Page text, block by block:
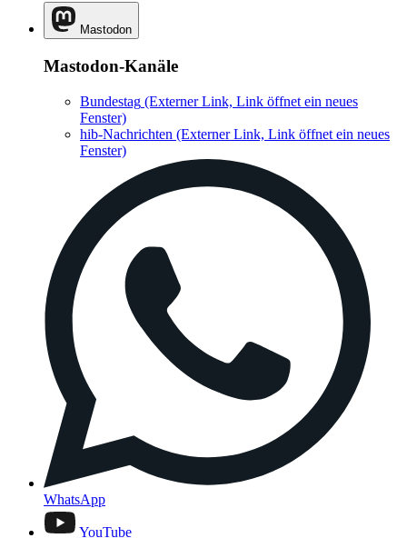
Mastodon
Mastodon-Kanäle
Bundestag (Externer Link, Link öffnet ein neues
Fenster)
hib-Nachrichten (Externer Link, Link öffnet ein neues
Fenster)
WhatsApp
YouTube